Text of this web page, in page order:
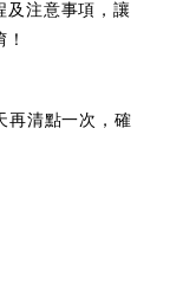
及注意事項，讓
再清點一次，確